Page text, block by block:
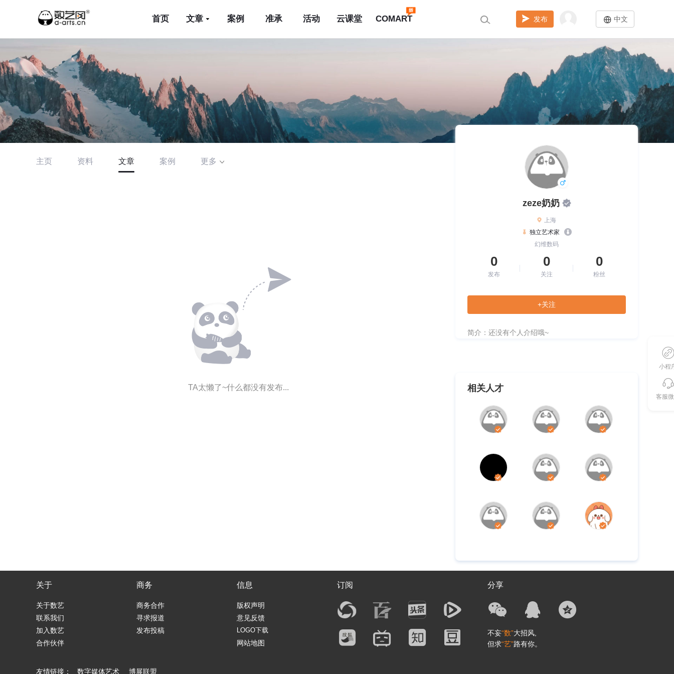
首页 文章 案例 准承 活动 云课堂 COMART 发布 中文
主页 资料 文章 案例 更多
TA太懒了~什么都没有发布...
zeze奶奶
上海
独立艺术家
幻维数码
0
发布
0
关注
0
粉丝
+关注
简介：还没有个人介绍哦~
相关人才
关于
关于数艺
联系我们
加入数艺
合作伙伴
商务
商务合作
寻求报道
发布投稿
信息
版权声明
意见反馈
LOGO下载
网站地图
订阅 分享
不妄“数”大招风,
但求“艺”路有你。
友情链接： 数字媒体艺术 博展联盟
小程
客服